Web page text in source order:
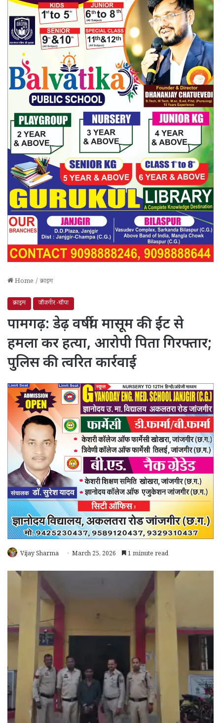
Home / क्राइम
क्राइम जाँजगीर -चाँपा
पामगढ़: डेढ़ वर्षीय मासूम की ईंट से
हमला कर हत्या, आरोपी पिता गिरफ्तार;
पुलिस की त्वरित कार्रवाई
Vijay Sharma March 25, 2026 1 minute read